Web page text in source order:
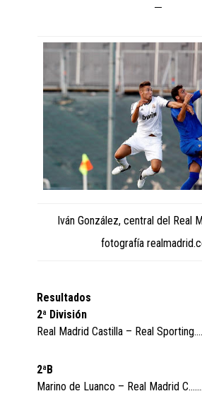
Iván González, central del Real
fotografía
Resultados
2ª División
Real Madrid Castilla – Real
2ªB
Marino de Luanco – Real Madrid